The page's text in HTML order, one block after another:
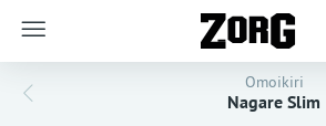
Omoikiri
Nagare Slim